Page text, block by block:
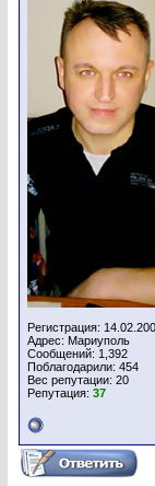
Регистрация:
Адрес: Мариуполь
Сообщений: 1,392
Поблагодарили: 454
Вес репутации: 20
Репутация: 37